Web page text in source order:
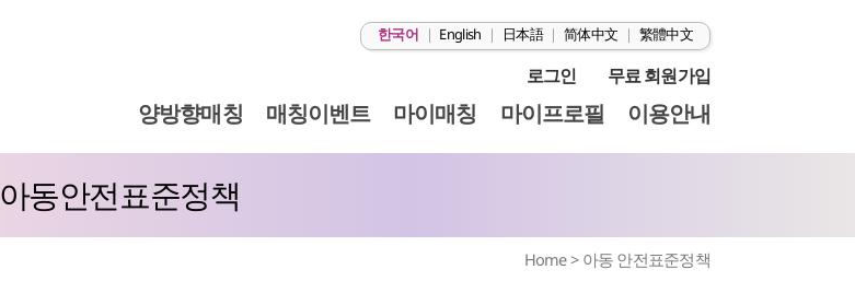
한국어 | English | 日本語 | 简体中文 | 繁體中文
로그인 무료 회원가입
양방향매칭 매칭이벤트 마이매칭 마이프로필 이용안내
아동안전표준정책
Home> 아동 안전표준정책